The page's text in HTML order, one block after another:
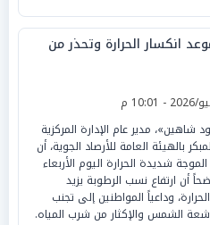
انكسار الحرارة وتحذر من
شاهين»، مدير عام الإدارة المركزية
بالهيئة العامة للأرصاد الجوية، أن
شديدة الحرارة اليوم الأربعاء
أن ارتفاع نسب الرطوبة يزيد
وداعياً المواطنين إلى تجنب
الشمس والإكثار من شرب المياه.